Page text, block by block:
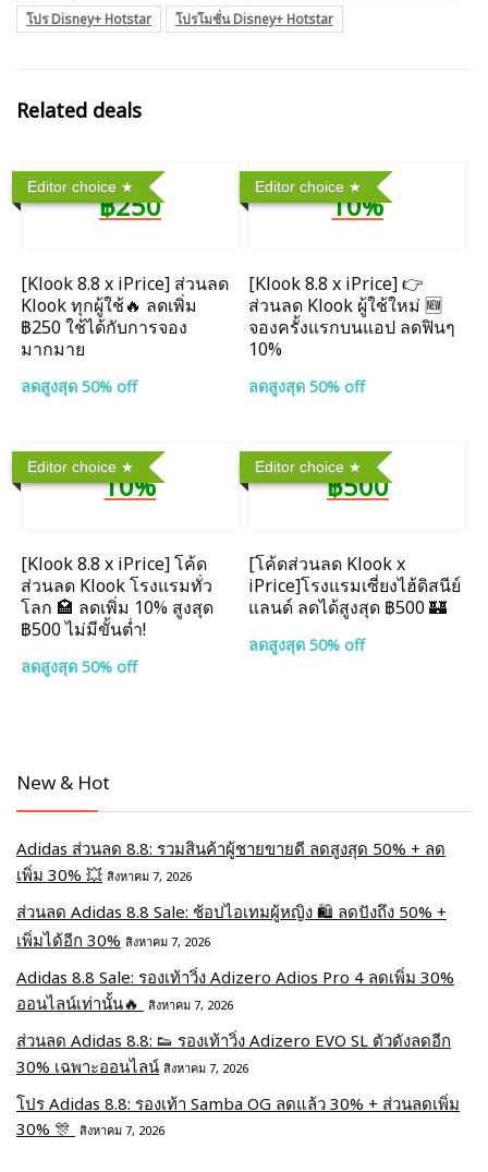
โปร Disney+ Hotstar
โปรโมชั่น Disney+ Hotstar
Related deals
Editor choice
฿250
[Klook 8.8 x iPrice] ส่วนลด
Klook ทุกผู้ใช้🔥 ลดเพิ่ม
฿250 ใช้ได้กับการจอง
มากมาย
ลดสูงสุด 50% off
Editor choice
10%
[Klook 8.8 x iPrice] 👉
ส่วนลด Klook ผู้ใช้ใหม่ 🆕
จองครั้งแรกบนแอป ลดฟินๆ
10%
ลดสูงสุด 50% off
Editor choice
10%
[Klook 8.8 x iPrice] โค้ด
ส่วนลด Klook โรงแรมทั่ว
โลก 🏩 ลดเพิ่ม 10% สูงสุด
฿500 ไม่มีขั้นต่ำ!
ลดสูงสุด 50% off
Editor choice
฿500
[โค้ดส่วนลด Klook x
iPrice]โรงแรมเซี่ยงไฮ้ดิสนีย์
แลนด์ ลดได้สูงสุด ฿500 🏰
ลดสูงสุด 50% off
New & Hot
Adidas ส่วนลด 8.8: รวมสินค้าผู้ชายขายดี ลดสูงสุด 50% + ลด
เพิ่ม 30% 💥 สิงหาคม 7, 2026
ส่วนลด Adidas 8.8 Sale: ช้อปไอเทมผู้หญิง 🛍️ ลดปังถึง 50% +
เพิ่มได้อีก 30% สิงหาคม 7, 2026
Adidas 8.8 Sale: รองเท้าวิ่ง Adizero Adios Pro 4 ลดเพิ่ม 30%
ออนไลน์เท่านั้น🔥
สิงหาคม 7, 2026
ส่วนลด Adidas 8.8: 👟 รองเท้าวิ่ง Adizero EVO SL ตัวดังลดอีก
30% เฉพาะออนไลน์ สิงหาคม 7, 2026
โปร Adidas 8.8: รองเท้า Samba OG ลดแล้ว 30% + ส่วนลดเพิ่ม
30% 🎊 สิงหาคม 7, 2026